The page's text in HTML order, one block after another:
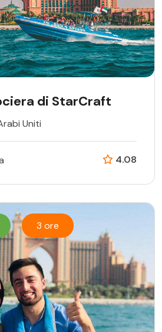
di StarCraft
Uniti
4.08
3 ore